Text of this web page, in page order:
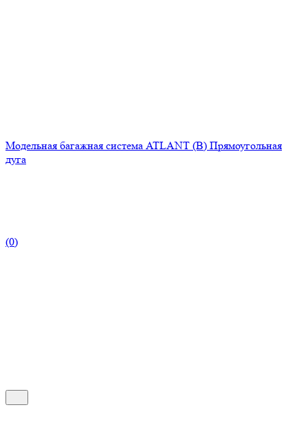
Модельная багажная система ATLANT (B) Прямоугольная
дуга
(0)